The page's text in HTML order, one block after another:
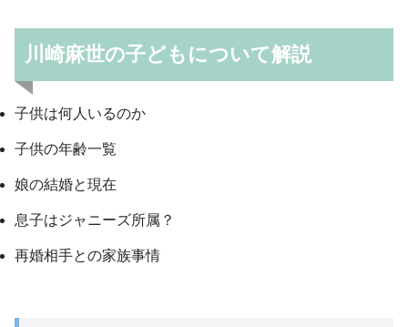
川崎麻世の子どもについて解説
子供は何人いるのか
子供の年齢一覧
娘の結婚と現在
息子はジャニーズ所属？
再婚相手との家族事情